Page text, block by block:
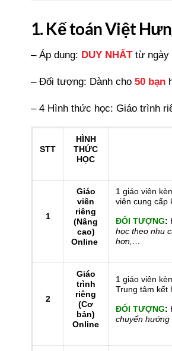
1. Kế toán Việt
– Áp dụng: DUY NHẤTtừ ngày
– Đối tượng: Dành cho 50 bạn
– 4 Hình thức học: Giáo trình
STT
HÌNH
THỨC
HỌC
1
Giáo
viên
riêng
(Nâng
cao)
Online
1️ giáo viên
viên cung cấp
ĐỐI TƯỢNG:
học theo nhu
hơn,…
2
Giáo
trình
riêng
(Cơ
bản)
Online
1️ giáo viên
Trung tâm kết
ĐỐI TƯỢNG:
chuyển